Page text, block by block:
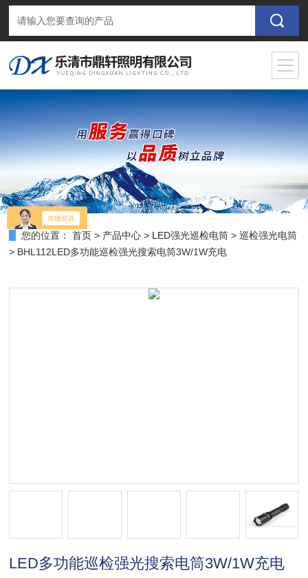
您的位置： 首页 > 产品中心 > LED强光巡检电筒 >巡检强光电筒
> BHL112LED多功能巡检强光搜索电筒3W/1W充电
LED多功能巡检强光搜索电筒3W/1W充电